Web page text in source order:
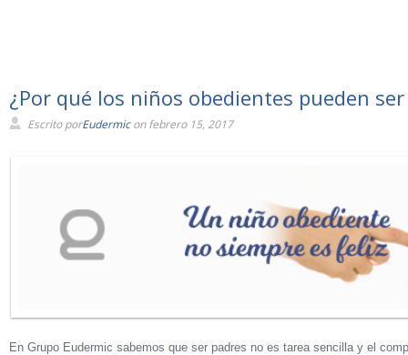
¿Por qué los niños obedientes pueden
Escrito porEudermicon febrero 15, 2017
En Grupo Eudermic sabemos que ser padres no es tarea sencilla y el